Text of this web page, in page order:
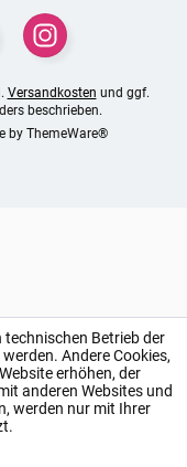
Versandkosten und ggf.
beschrieben.
by ThemeWare®
technischen Betrieb der
Andere Cookies,
erhöhen, der
anderen Websites und
werden nur mit Ihrer